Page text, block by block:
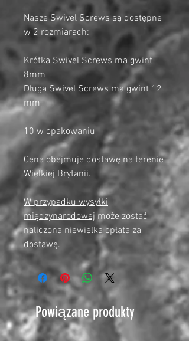
Nasze Swivel Screws są dostępne
w 2 rozmiarach:
Krótka Swivel Screws ma gwint
8mm
Długa Swivel Screws ma gwint 12
mm
10 w opakowaniu
Cena obejmuje dostawę na terenie
Wielkiej Brytanii.
W przypadku wysyłki
międzynarodowej może zostać
naliczona niewielka opłata za
dostawę.
Powiązane produkty